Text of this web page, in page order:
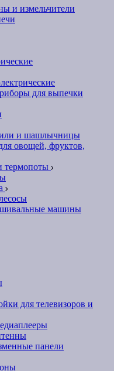
и измельчители
для выпечки
и шашлычницы
овощей, фруктов,
термопоты
машины
для телевизоров и
панели